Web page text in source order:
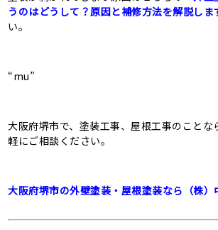
うのはどうして？原因と補修方法を解説しま
い。
“mu”
大阪府堺市で、塗装工事、屋根工事のことな
軽にご相談ください。
大阪府堺市の外壁塗装・屋根塗装なら（株）